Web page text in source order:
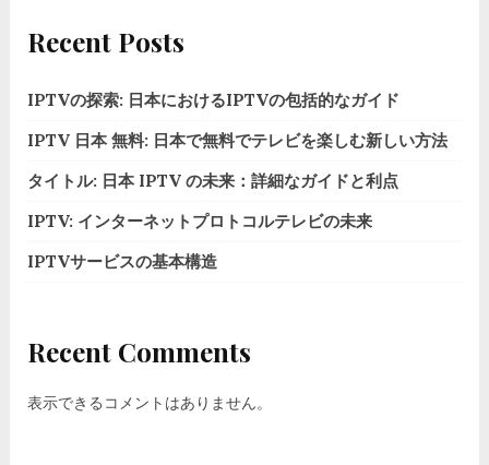
Recent Posts
IPTVの探索: 日本におけるIPTVの包括的なガイド
IPTV 日本 無料: 日本で無料でテレビを楽しむ新しい方法
タイトル: 日本 IPTV の未来：詳細なガイドと利点
IPTV: インターネットプロトコルテレビの未来
IPTVサービスの基本構造
Recent Comments
表示できるコメントはありません。